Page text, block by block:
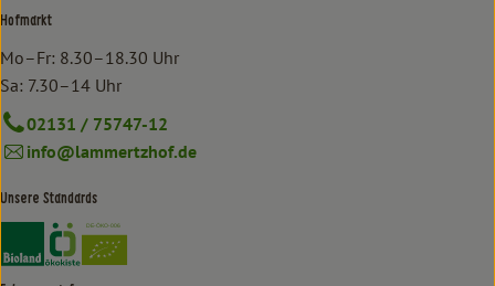
Hofmarkt
Mo–Fr: 8.30–18.30 Uhr
Sa: 7.30–14 Uhr
02131 / 75747-12
info@lammertzhof.de
Unsere Standards
Externer Link zu https://www.bioland.de/verbraucher
Externer Link zu https://www.oekokiste.de/